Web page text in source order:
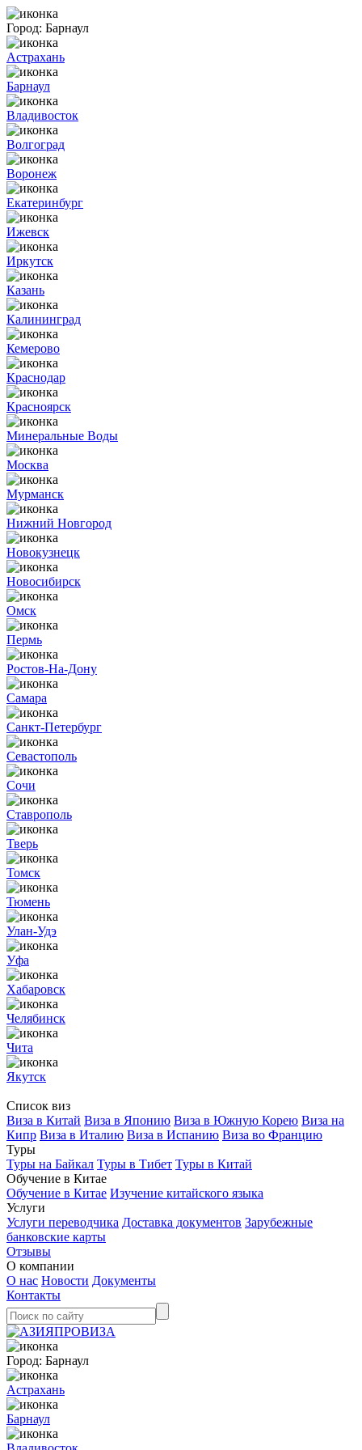
Город: Барнаул
Астрахань
Барнаул
Владивосток
Волгоград
Воронеж
Екатеринбург
Ижевск
Иркутск
Казань
Калининград
Кемерово
Краснодар
Красноярск
Минеральные Воды
Москва
Мурманск
Нижний Новгород
Новокузнецк
Новосибирск
Омск
Пермь
Ростов-На-Дону
Самара
Санкт-Петербург
Севастополь
Сочи
Ставрополь
Тверь
Томск
Тюмень
Улан-Удэ
Уфа
Хабаровск
Челябинск
Чита
Якутск
Список виз
Виза в Китай Виза в Японию Виза в Южную Корею Виза на
Кипр Виза в Италию Виза в Испанию Виза во Францию
Туры
Туры на Байкал Туры в Тибет Туры в Китай
Обучение в Китае
Обучение в Китае Изучение китайского языка
Услуги
Услуги переводчика Доставка документов Зарубежные
банковские карты
Отзывы
О компании
О нас Новости Документы
Контакты
Город: Барнаул
Астрахань
Барнаул